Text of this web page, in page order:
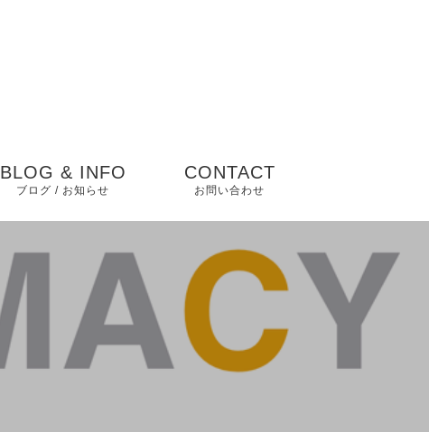
BLOG & INFO
ブログ / お知らせ
− news
− その他
CONTACT
お問い合わせ